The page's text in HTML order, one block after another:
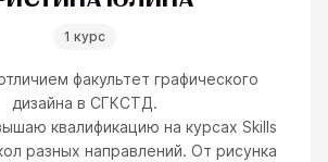
1 курс
факультет графического
дизайна в СГКСТД.
квалификацию на курсах Skills
разных направлений. От рисунка